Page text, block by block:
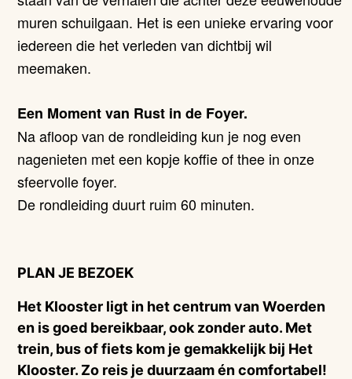
muren schuilgaan. Het is een unieke ervaring voor
iedereen die het verleden van dichtbij wil
meemaken.
Een Moment van Rust in de Foyer.
Na afloop van de rondleiding kun je nog even
nagenieten met een kopje koffie of thee in onze
sfeervolle foyer.
De rondleiding duurt ruim 60 minuten.
PLAN JE BEZOEK
Het Klooster ligt in het centrum van Woerden
en is goed bereikbaar, ook zonder auto. Met
trein, bus of fiets kom je gemakkelijk bij Het
Klooster. Zo reis je duurzaam én comfortabel!